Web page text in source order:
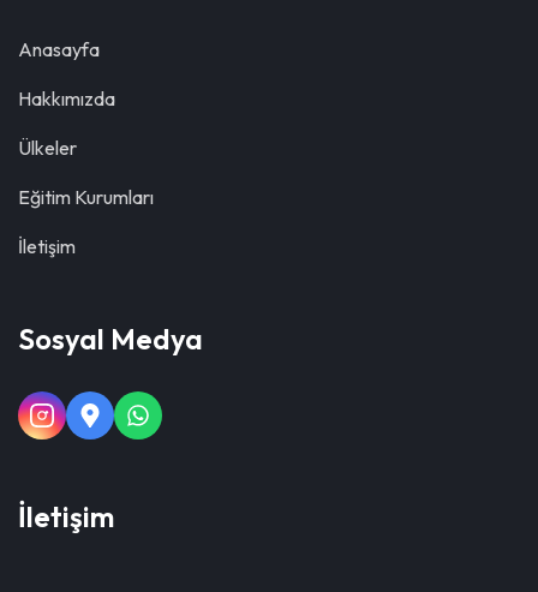
Anasayfa
Hakkımızda
Ülkeler
Eğitim Kurumları
İletişim
Sosyal Medya
İletişim